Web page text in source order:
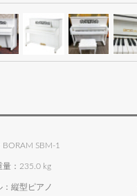
SBM-1
量：235.0 kg
：縦型ピアノ